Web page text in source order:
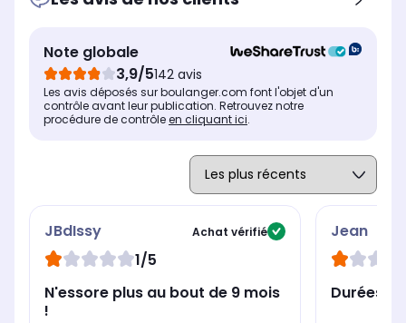
Note globale
3,9/5142 avis
Les avis déposés sur boulanger.com font l'objet d'un
contrôle avant leur publication. Retrouvez notre
procédure de contrôleen cliquant ici.
JBdIssy Achat vérifié
1/5
N'essore plus au bout de 9 mois
!
Jean
Durées